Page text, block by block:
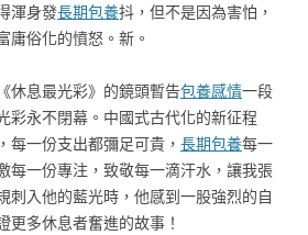
渾身發長期包養抖，但不是因為害怕，
庸俗化的憤怒。新。
休息最光彩》的鏡頭暫告包養感情一段
彩永不閉幕。中國式古代化的新征程
每一份支出都彌足可貴， 長期包養每一
每一份專注，致敬每一滴汗水，讓我張
刺入他的藍光時，他感到一股強烈的自
更多休息者奮進的故事！